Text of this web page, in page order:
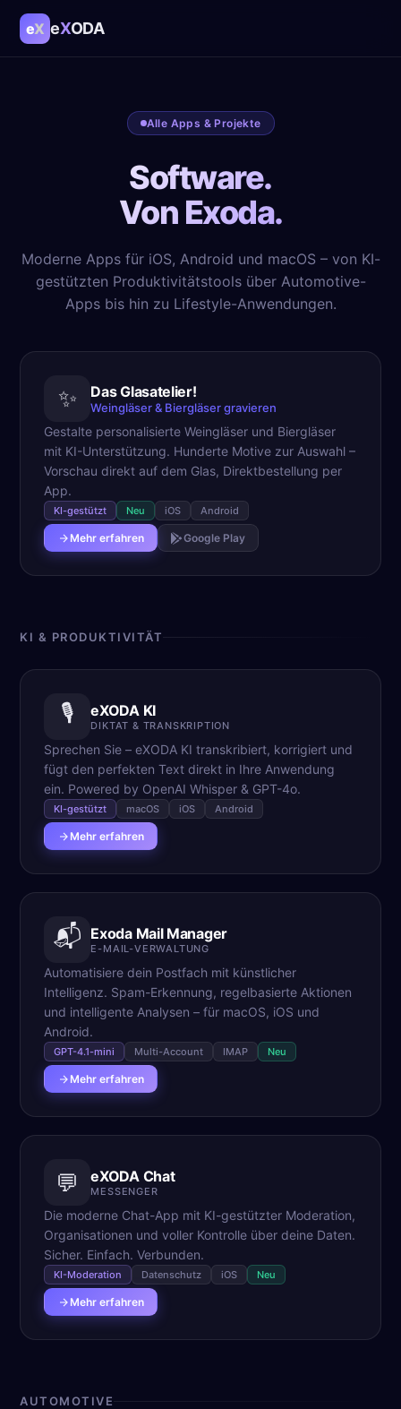
eX eXODA
Alle Apps & Projekte
Software.
Von Exoda.
Moderne Apps für iOS, Android und macOS – von KI-
gestützten Produktivitätstools über Automotive-
Apps bis hin zu Lifestyle-Anwendungen.
✨ Das Glasatelier!
Weingläser & Biergläser gravieren
Gestalte personalisierte Weingläser und Biergläser
mit KI-Unterstützung. Hunderte Motive zur Auswahl –
Vorschau direkt auf dem Glas, Direktbestellung per
App.
KI-gestützt Neu iOS Android
Mehr erfahren Google Play
KI & PRODUKTIVITÄT
🎙️ eXODA KI
DIKTAT & TRANSKRIPTION
Sprechen Sie – eXODA KI transkribiert, korrigiert und
fügt den perfekten Text direkt in Ihre Anwendung
ein. Powered by OpenAI Whisper & GPT-4o.
KI-gestützt macOS iOS Android
Mehr erfahren
📬 Exoda Mail Manager
E-MAIL-VERWALTUNG
Automatisiere dein Postfach mit künstlicher
Intelligenz. Spam-Erkennung, regelbasierte Aktionen
und intelligente Analysen – für macOS, iOS und
Android.
GPT-4.1-mini Multi-Account IMAP Neu
Mehr erfahren
💬 eXODA Chat
MESSENGER
Die moderne Chat-App mit KI-gestützter Moderation,
Organisationen und voller Kontrolle über deine Daten.
Sicher. Einfach. Verbunden.
KI-Moderation Datenschutz iOS Neu
Mehr erfahren
AUTOMOTIVE